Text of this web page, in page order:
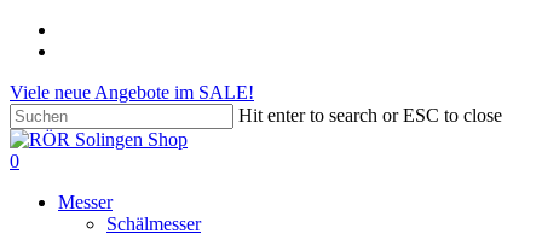
Skip
content
Viele neue Angebote im SALE!
Hit enter to search or ESC to close
Close
Search
search
account
0
Messer
Schälmesser